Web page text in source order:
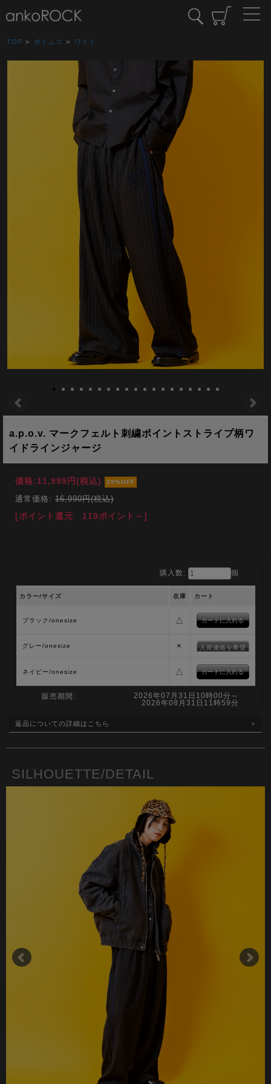
TOP > ボトムス > ワイド
a.p.o.v. マークフェルト刺繍ポイントストライプ柄ワ
イドラインジャージ
価格:11,999円(税込) 29%OFF
通常価格: 16,990円(税込)
[ポイント還元 119ポイント～]
購入数: 個
カラー/サイズ 在庫 カート
ブラック/onesize △
グレー/onesize × 入荷連絡を希望
ネイビー/onesize △
販売期間:
2026年07月31日10時00分～
2026年08月31日11時59分
返品についての詳細はこちら
SILHOUETTE/DETAIL